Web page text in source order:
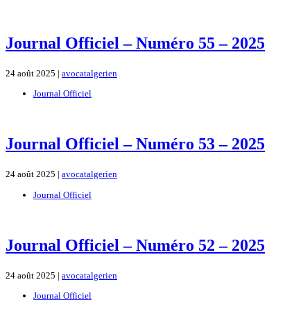
Journal Officiel – Numéro 55 – 2025
24 août 2025 | avocatalgerien
Journal Officiel
Journal Officiel – Numéro 53 – 2025
24 août 2025 | avocatalgerien
Journal Officiel
Journal Officiel – Numéro 52 – 2025
24 août 2025 | avocatalgerien
Journal Officiel